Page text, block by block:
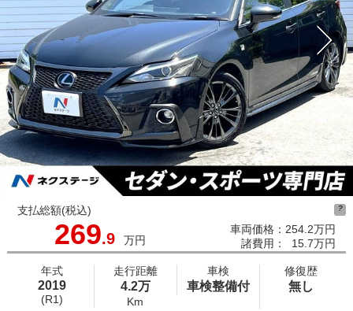
支払総額(税込)
269.9 万円
車両価格：
諸費用：
254.2万円
15.7万円
?
年式
2019
(R1)
走行距離
4.2万
Km
車検
車検整備付
修復歴
無し